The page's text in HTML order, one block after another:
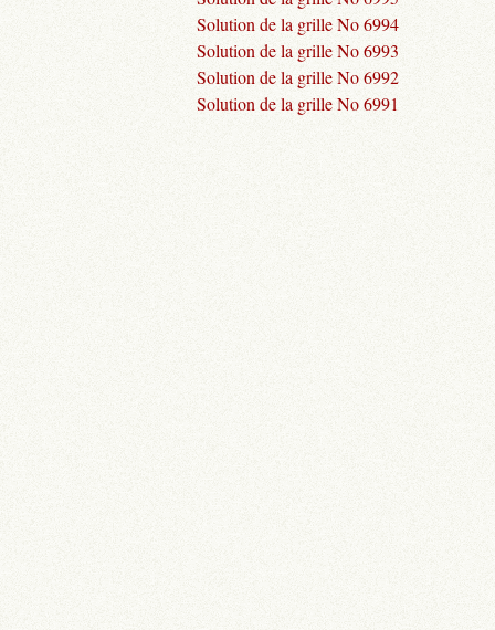
Solution de la grille No 6994
Solution de la grille No 6993
Solution de la grille No 6992
Solution de la grille No 6991